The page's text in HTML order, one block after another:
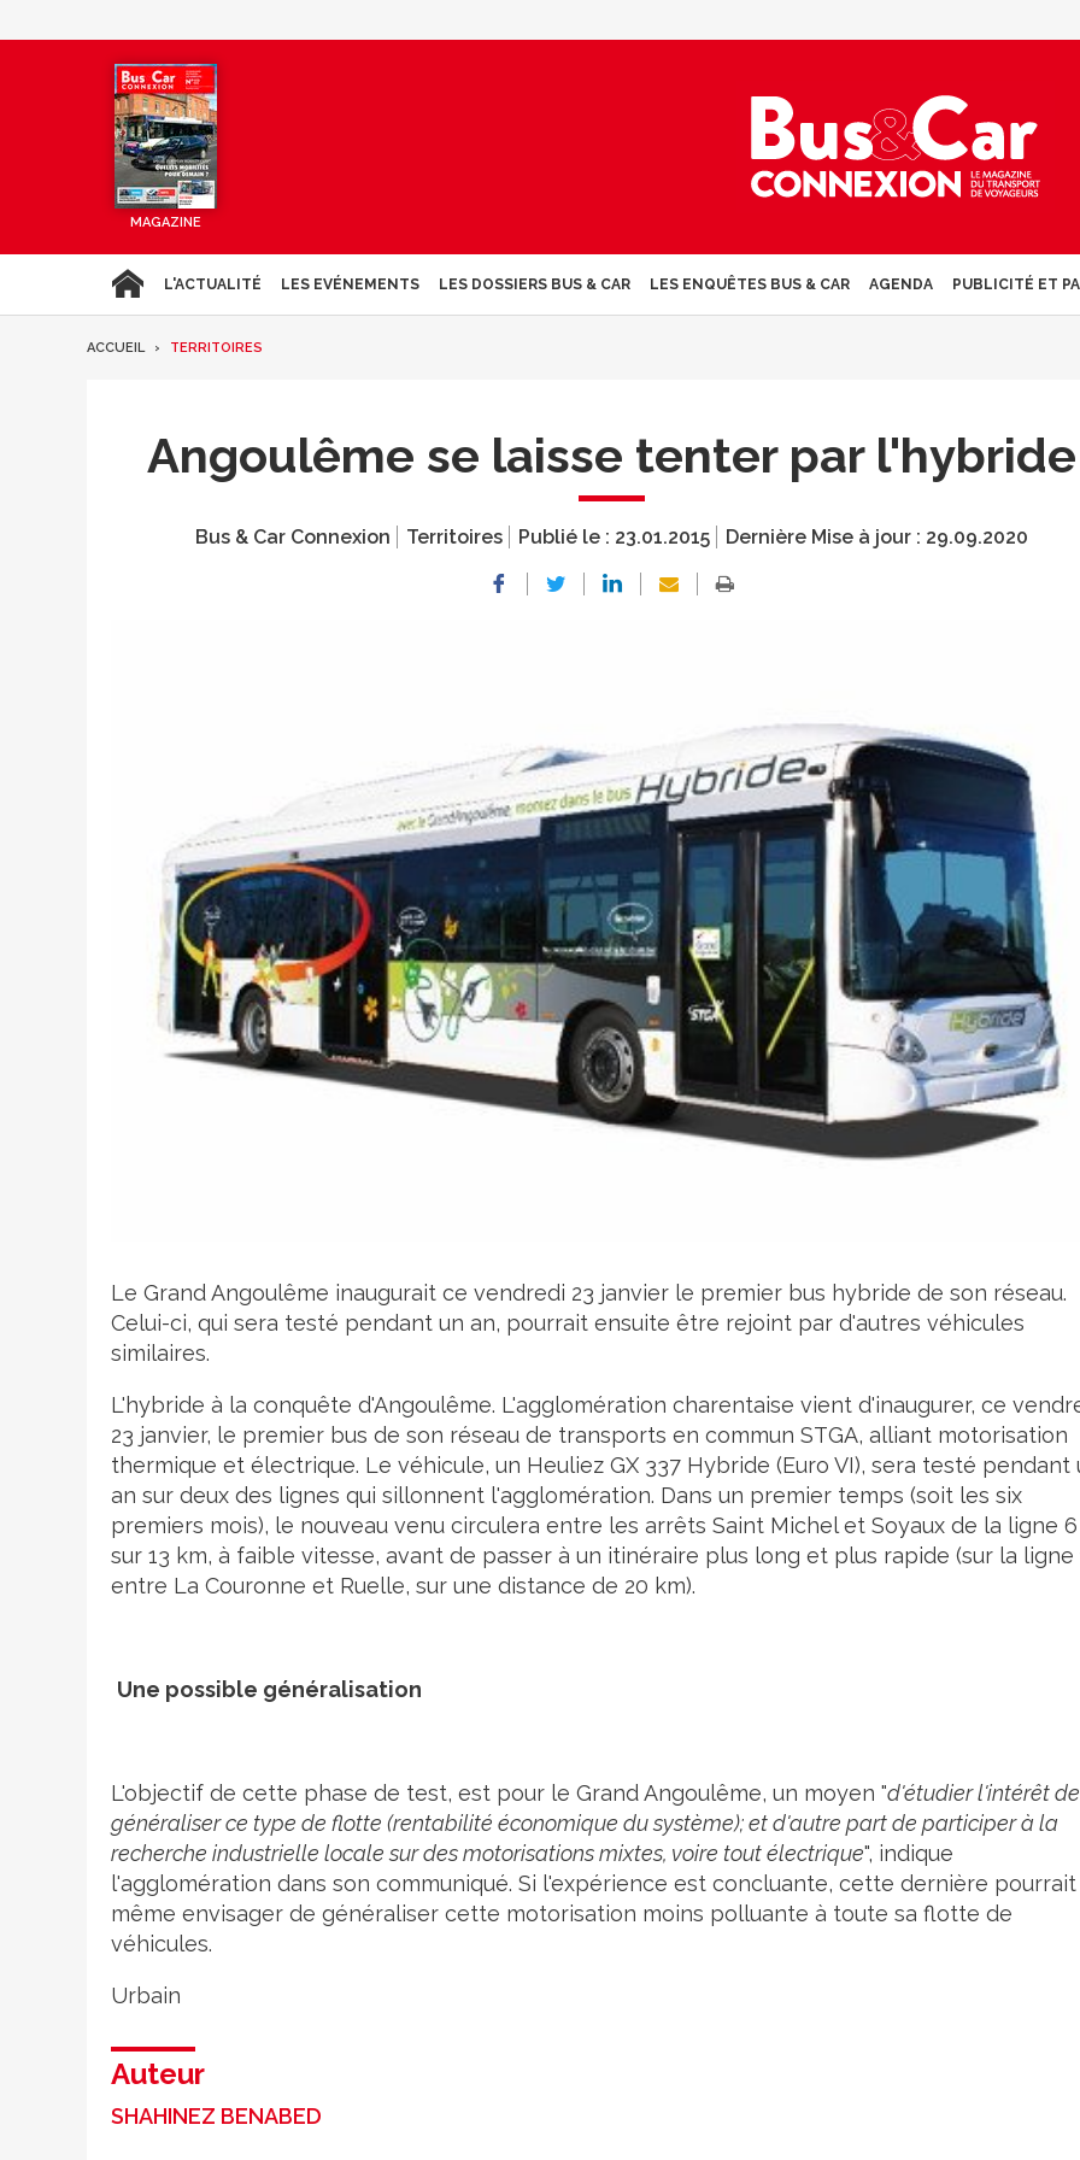
MAGAZINE
L'ACTUALITÉ LES EVÉNEMENTS LES DOSSIERS BUS & CAR LES ENQUÊTES BUS & CAR AGENDA PUBLICITÉ ET
ACCUEIL TERRITOIRES
Angoulême se laisse tenter par l'hybride
Bus & Car Connexion Territoires Publié le : 23.01.2015 Dernière Mise à jour : 29.09.2020
Crédit photo
Le Grand Angoulême inaugurait ce vendredi 23 janvier le premier bus hybride de son réseau.
Celui-ci, qui sera testé pendant un an, pourrait ensuite être rejoint par d'autres véhicules
similaires.
L'hybride à la conquête d'Angoulême. L'agglomération charentaise vient d'inaugurer, ce
23 janvier, le premier bus de son réseau de transports en commun STGA, alliant motorisation
thermique et électrique. Le véhicule, un Heuliez GX 337 Hybride (Euro VI), sera testé pendant
an sur deux des lignes qui sillonnent l'agglomération. Dans un premier temps (soit les six
premiers mois), le nouveau venu circulera entre les arrêts Saint Michel et Soyaux de la ligne 6
sur 13 km, à faible vitesse, avant de passer à un itinéraire plus long et plus rapide (sur la ligne
entre La Couronne et Ruelle, sur une distance de 20 km).
Une possible généralisation
L'objectif de cette phase de test, est pour le Grand Angoulême, un moyen "d'étudier l'intérêt de
généraliser ce type de flotte (rentabilité économique du système); et d'autre part de participer à la
recherche industrielle locale sur des motorisations mixtes, voire tout électrique", indique
l'agglomération dans son communiqué. Si l'expérience est concluante, cette dernière pourrait
même envisager de généraliser cette motorisation moins polluante à toute sa flotte de
véhicules.
Urbain
Auteur
SHAHINEZ BENABED